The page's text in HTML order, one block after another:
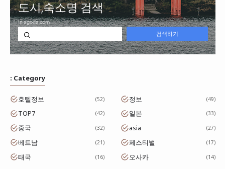
: Category
호텔정보 52 정보 49
TOP7 42 일본 33
중국 32 asia 27
베트남 21 페스티벌 17
태국 16 오사카 14